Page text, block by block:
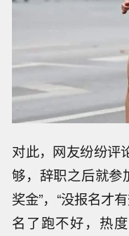
对此，网友纷纷评
够，辞职之后就参
奖金”，“没报名才
名了跑不好，热